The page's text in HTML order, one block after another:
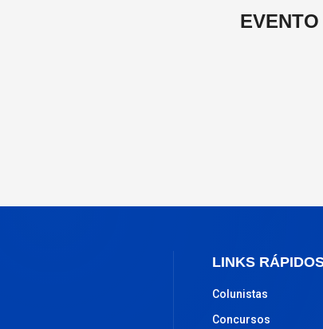
LINKS
Colunistas
Concursos